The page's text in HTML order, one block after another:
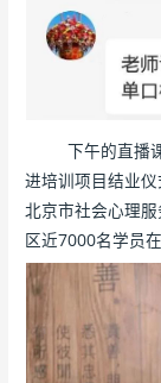
下午的直播课
进培训项目结业仪
北京市社会心理
区近7000名学员在